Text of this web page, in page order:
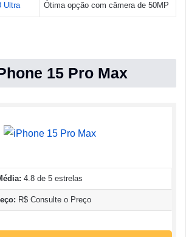
Ultra Ótima opção com câmera de 50MP
15 Pro Max
4.8 de 5 estrelas
R$ Consulte o Preço